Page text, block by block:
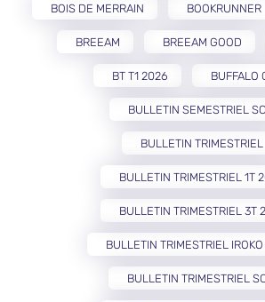
BOIS DE MERRAIN BOOKRUNNER
BREEAM BREEAM GOOD
BT T1 2026 BUFFALO
BULLETIN SEMESTRIEL
BULLETIN TRIMESTRIEL
BULLETIN TRIMESTRIEL 1T
BULLETIN TRIMESTRIEL 3T
BULLETIN TRIMESTRIEL
BULLETIN TRIMESTRIEL